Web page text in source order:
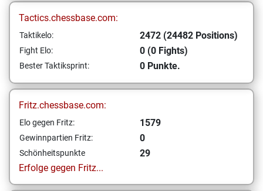
Tactics.chessbase.com:
Taktikelo: 2472 (24482 Positions)
Fight Elo: 0 (0 Fights)
Bester Taktiksprint: 0 Punkte.
Fritz.chessbase.com:
Elo gegen Fritz: 1579
Gewinnpartien Fritz: 0
Schönheitspunkte
29
Erfolge gegen Fritz...